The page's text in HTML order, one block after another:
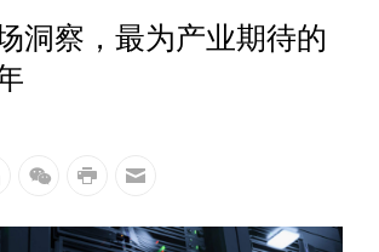
洞察，最为产业期待的